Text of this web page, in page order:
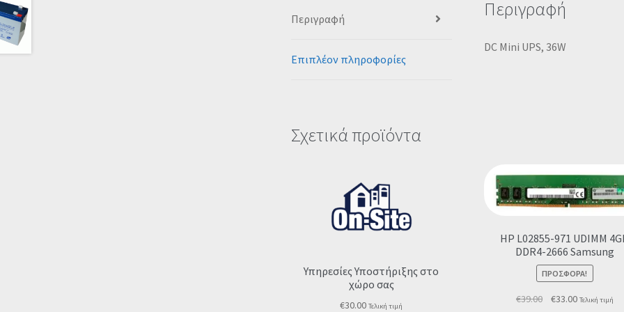
Περιγραφή
Επιπλέον πληροφορίες
Περιγραφή
DC Mini UPS, 36W
Σχετικά προϊόντα
Υπηρεσίες Υποστήριξης στο
χώρο σας
€30.00 Τελική τιμή
HP L02855-971 UDIMM
DDR4-2666 Samsung
ΠΡΟΣΦΟΡΆ!
€39.00
Original
€33.00ΗΤελική τιμή